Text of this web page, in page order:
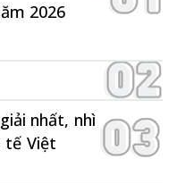
2026
nhất, nhì
tế Việt